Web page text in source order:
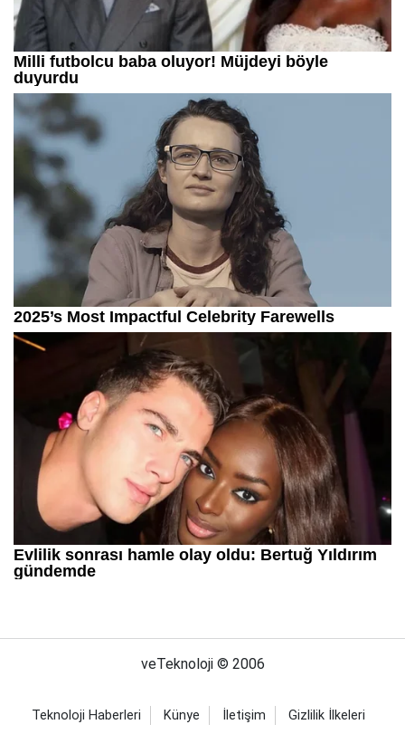
veTeknoloji © 2006
Teknoloji Haberleri Künye İletişim Gizlilik İlkeleri